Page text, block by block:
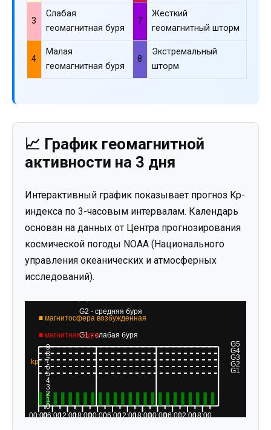
3
Слабая
геомагнитная буря
7
Жесткий
геомагнитный шторм
4
Малая
геомагнитная буря
8
Экстремальный
шторм
📈 График геомагнитной
активности на 3 дня
Интерактивный график показывает прогноз Kp-
индекса по 3-часовым интервалам. Календарь
основан на данных от Центра прогнозирования
космической погоды NOAA (Национального
управления океанических и атмосферных
исследований).